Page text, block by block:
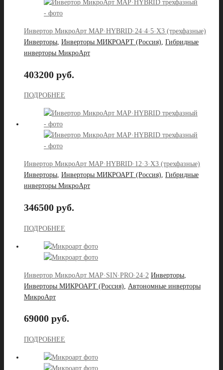
Инвертор МикроАрт MAP·HYBRID·24·4·5·X3 (трехфазные)
Инверторы, Инверторы МИКРОАРТ (Россия), Гибридные
инверторы МикроАрт
403200 руб.
ПОДРОБНЕЕ
Инвертор МикроАрт MAP·HYBRID·12·3·X3 (трехфазные)
Инверторы, Инверторы МИКРОАРТ (Россия), Гибридные
инверторы МикроАрт
346500 руб.
ПОДРОБНЕЕ
Инвертор МикроАрт MAP·SIN·PRO·24·2 Инверторы
Инверторы МИКРОАРТ (Россия)
Автономные инверторы
МикроАрт
69000 руб.
ПОДРОБНЕЕ